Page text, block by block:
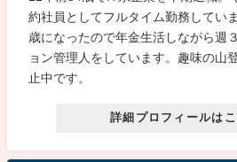
約社員としてフルタイム勤務してい
歳になったので年金生活しながら週
ョン管理人をしています。趣味の山
止中です。
詳細プロフィールは